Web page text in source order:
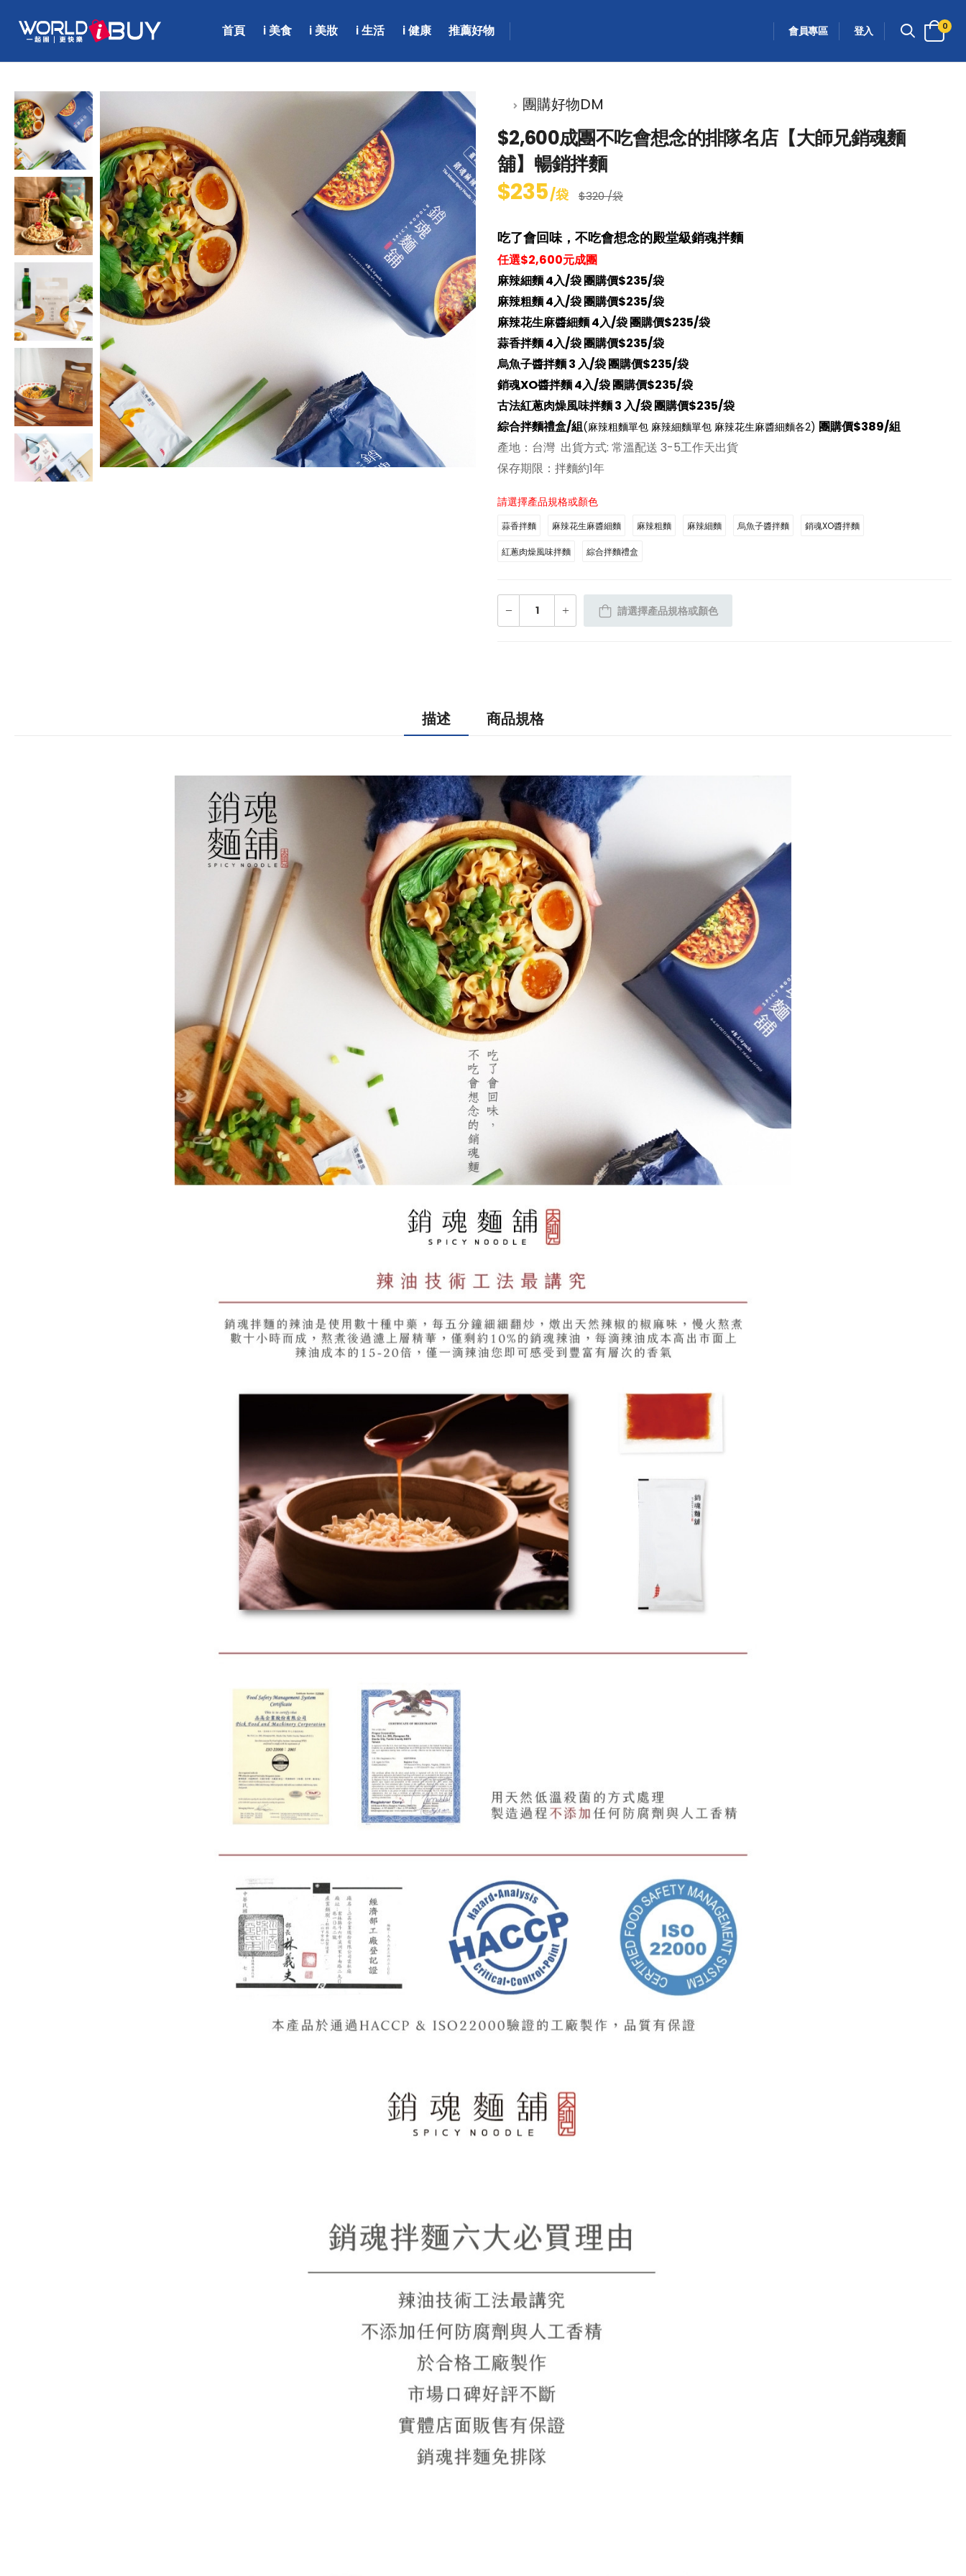
首頁 i 美食 i 美妝 i 生活 i 健康 推薦好物 會員專區 登入 0
團購好物DM
$2,600成團不吃會想念的排隊名店【大師兄銷魂麵
舖】暢銷拌麵
$235/袋 $320 /袋
吃了會回味，不吃會想念的殿堂級銷魂拌麵
任選$2,600元成團
麻辣細麵 4入/袋 團購價$235/袋
麻辣粗麵 4入/袋 團購價$235/袋
麻辣花生麻醬細麵 4入/袋 團購價$235/袋
蒜香拌麵 4入/袋 團購價$235/袋
烏魚子醬拌麵 3 入/袋 團購價$235/袋
銷魂XO醬拌麵 4入/袋 團購價$235/袋
古法紅蔥肉燥風味拌麵 3 入/袋 團購價$235/袋
綜合拌麵禮盒/組(麻辣粗麵單包 麻辣細麵單包 麻辣花生麻醬細麵各2) 團購價$389/組
產地：台灣 出貨方式: 常溫配送 3-5工作天出貨
保存期限：拌麵約1年
請選擇產品規格或顏色
蒜香拌麵 麻辣花生麻醬細麵 麻辣粗麵 麻辣細麵 烏魚子醬拌麵 銷魂XO醬拌麵
紅蔥肉燥風味拌麵 綜合拌麵禮盒
請選擇產品規格或顏色
描述 商品規格